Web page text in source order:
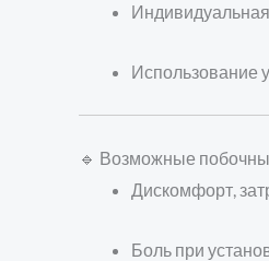
Использование
🔹 Возможные
Дискомфорт,
Боль при